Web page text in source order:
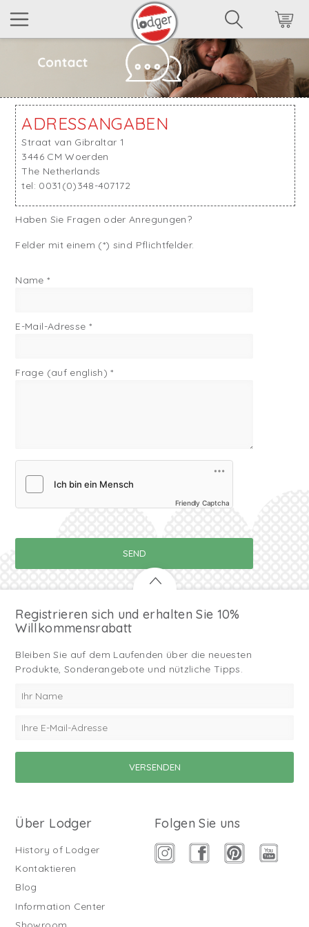
Haben Sie Fragen oder Anregungen?
Felder mit einem (*) sind Pflichtfelder.
ADRESSANGABEN
Straat van Gibraltar 1
3446 CM Woerden
The Netherlands
tel: 0031(0)348-407172
Name *
E-Mail-Adresse *
Frage (auf english) *
Friendly Captcha
Registrieren sich und erhalten Sie 10%
Willkommensrabatt
Bleiben Sie auf dem Laufenden über die neuesten
Produkte, Sonderangebote und nützliche Tipps.
Über Lodger
History of Lodger
Kontaktieren
Blog
Information Center
Folgen Sie uns